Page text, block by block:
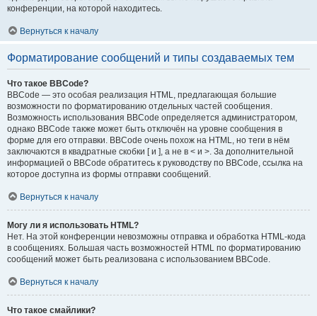
конференции, на которой находитесь.
Вернуться к началу
Форматирование сообщений и типы создаваемых тем
Что такое BBCode?
BBCode — это особая реализация HTML, предлагающая большие
возможности по форматированию отдельных частей сообщения.
Возможность использования BBCode определяется администратором,
однако BBCode также может быть отключён на уровне сообщения в
форме для его отправки. BBCode очень похож на HTML, но теги в нём
заключаются в квадратные скобки [ и ], а не в < и >. За дополнительной
информацией о BBCode обратитесь к руководству по BBCode, ссылка на
которое доступна из формы отправки сообщений.
Вернуться к началу
Могу ли я использовать HTML?
Нет. На этой конференции невозможны отправка и обработка HTML-кода
в сообщениях. Большая часть возможностей HTML по форматированию
сообщений может быть реализована с использованием BBCode.
Вернуться к началу
Что такое смайлики?